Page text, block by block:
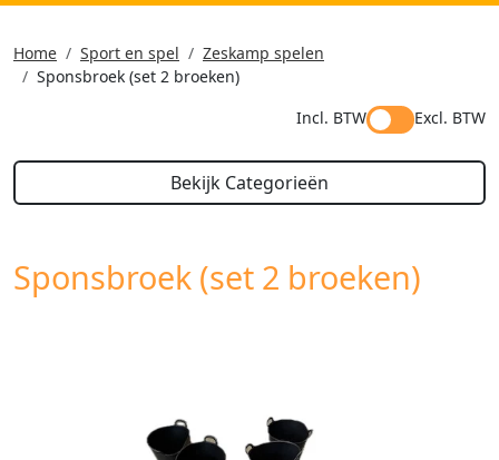
Home Sport en spel
Zeskamp spelen
Sponsbroek (set 2 broeken)
Incl. BTW
Excl. BTW
Bekijk Categorieën
Sponsbroek (set 2 broeken)